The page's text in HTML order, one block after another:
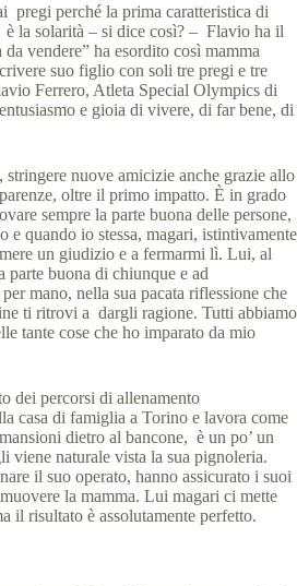
pregi perché la prima caratteristica di
la solarità – si dice così? – Flavio ha il
vendere” ha esordito così mamma
suo figlio con soli tre pregi e tre
Ferrero, Atleta Special Olympics di
e gioia di vivere, di far bene, di
stringere nuove amicizie anche grazie allo
oltre il primo impatto. È in grado
sempre la parte buona delle persone,
e quando io stessa, magari, istintivamente
un giudizio e a fermarmi lì. Lui, al
parte buona di chiunque e ad
mano, nella sua pacata riflessione che
ti ritrovi a dargli ragione. Tutti abbiamo
tante cose che ho imparato da mio
dei percorsi di allenamento
casa di famiglia a Torino e lavora come
dietro al bancone, è un po’ un
viene naturale vista la sua pignoleria.
il suo operato, hanno assicurato i suoi
la mamma. Lui magari ci mette
il risultato è assolutamente perfetto.